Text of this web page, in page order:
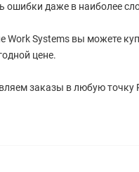
ошибки даже в наиболее
Work Systems вы можете
цене.
заказы в любую точку